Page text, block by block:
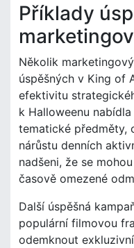
Příklady
Několik
úspěšných v King of
efektivitu
k Halloweenu
tematické předměty,
nárůstu denních
nadšeni, že se
časově omezené
Další úspěšná
populární filmovou
odemknout